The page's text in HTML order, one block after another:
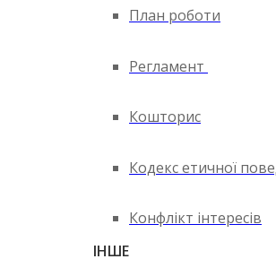
План роботи
Регламент
Кошторис
Кодекс етичної
Конфлікт інтересів
ІНШЕ